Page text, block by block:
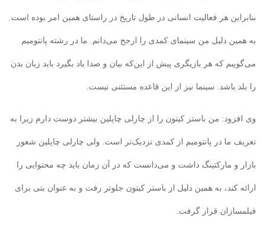
بنابراین هر فعالیت انسانی در طول تاریخ در راستای همین امر بوده است.
به همین دلیل من سینمای کمدی را ارجح می‌دانم. ما در رشته پانتومیم
می‌گوییم که هر بازیگری پیش از این‌که بیان و صدا یاد بگیرد باید زبان بدن
را بلد باشد. سینما نیز از این قاعده مستثنی نیست.
وی افزود: من باستر کیتون را از چارلی چاپلین بیشتر دوست دارم زیرا به
تعریف ما در پانتومیم از کمدی نزدیک‌تر است. ولی چارلی چاپلین شعور
بازار و مارکتینگ داشت و می‌دانست که در آن زمان باید چه محتوایی را
ارائه کند، به همین دلیل از باستر کیتون جلوتر رفت و به عنوان بتی برای
فیلمسازان قرار گرفت.